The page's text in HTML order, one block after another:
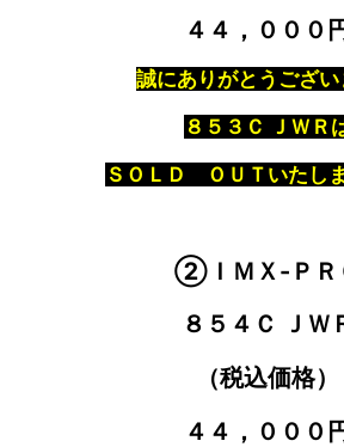
４４，０００
誠にありがとうござい
８５３Ｃ ＪＷＲ
ＳＯＬＤ ＯＵＴいたし
②ＩＭＸ-ＰＲ
８５４Ｃ ＪＷ
（税込価格）
４４，０００